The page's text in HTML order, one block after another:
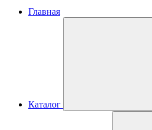
Главная
Каталог